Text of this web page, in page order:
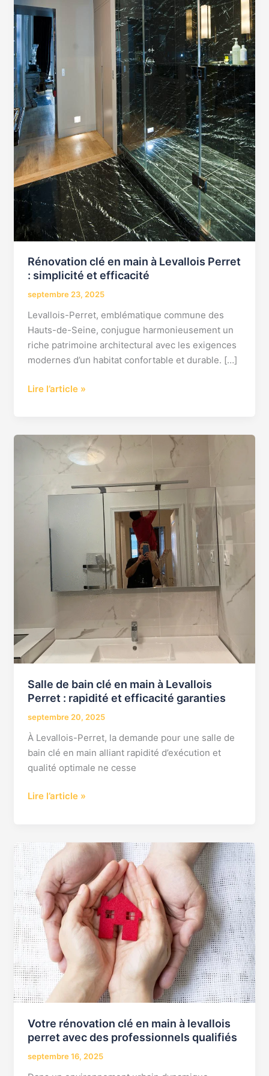
Rénovation clé en main à Levallois Perret
: simplicité et efficacité
septembre 23, 2025
Levallois-Perret, emblématique commune des
Hauts-de-Seine, conjugue harmonieusement un
riche patrimoine architectural avec les exigences
modernes d’un habitat confortable et durable. […]
Perret
:
simplicité
et
efficacité
Lire l’article »
Salle de bain clé en main à Levallois
Perret : rapidité et efficacité garanties
septembre 20, 2025
À Levallois-Perret, la demande pour une salle de
bain clé en main alliant rapidité d’exécution et
qualité optimale ne cesse
Salle
main
Levallois
Perret
rapidité
garanties
Lire l’article »
Votre rénovation clé en main à levallois
perret avec des professionnels qualifiés
septembre 16, 2025
Votre
rénovation
clé
en
main
à
levallois
perret
avec
des
professionnels